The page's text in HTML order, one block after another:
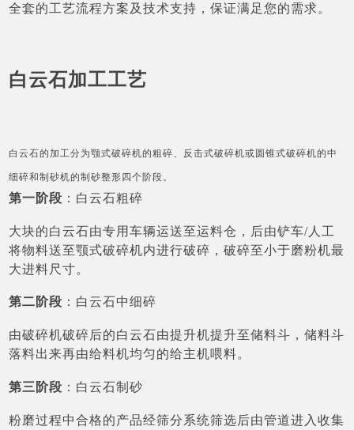
全套的工艺流程方案及技术支持，保证满足您的需求。
白云石加工工艺
白云石的加工分为颚式破碎机的粗碎、反击式破碎机或圆锥式破碎机的中
细碎和制砂机的制砂整形四个阶段。
第一阶段 ：白云石粗碎
大块的白云石由专用车辆运送至运料仓，后由铲车/人工
将物料送至颚式破碎机内进行破碎，破碎至小于磨粉机最
大进料尺寸。
第二阶段 ：白云石中细碎
由破碎机破碎后的白云石由提升机提升至储料斗，储料斗
落料出来再由给料机均匀的给主机喂料。
第三阶段 ：白云石制砂
粉磨过程中合格的产品经筛分系统筛选后由管道进入收集